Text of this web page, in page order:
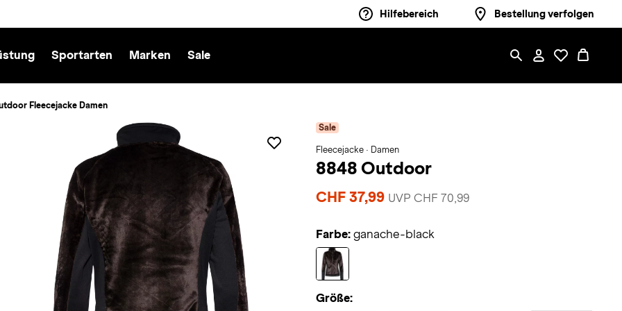
Hilfebereich Bestellung verfolgen
Sportarten Marken Sale
Fleecejacke Damen
Sale
Fleecejacke · Damen
8848 Outdoor
CHF 37,99 UVP CHF 70,99
Farbe: ganache-black
Größe: